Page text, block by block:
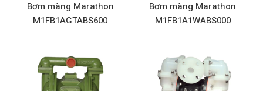
Thương hiệu
Lưu lượng tối đa
Áp lực tối đa
Bơm màng Marathon
M1FB1AGTABS600
Bơm màng Marathon
M1FB1A1WABS000